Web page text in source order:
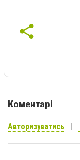
Коментарі
Авторизуватись